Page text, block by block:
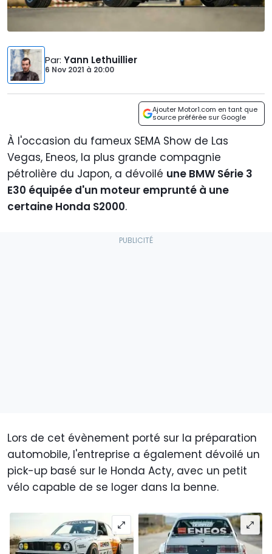
Par: Yann Lethuillier
6 Nov 2021 à 20:00
Ajouter Motor1.com en tant que
source préférée sur Google
À l'occasion du fameux SEMA Show de Las
Vegas, Eneos, la plus grande compagnie
pétrolière du Japon, a dévoilé une BMW Série 3
E30 équipée d'un moteur emprunté à une
certaine Honda S2000.
Lors de cet évènement porté sur la préparation
automobile, l'entreprise a également dévoilé un
pick-up basé sur le Honda Acty, avec un petit
vélo capable de se loger dans la benne.